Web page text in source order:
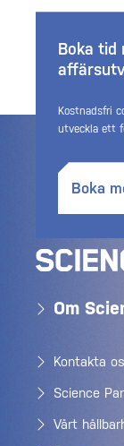
Boka tid
Kostnadsfri
utveckla ett
Boka
Om
Kontakta
Science
Vårt